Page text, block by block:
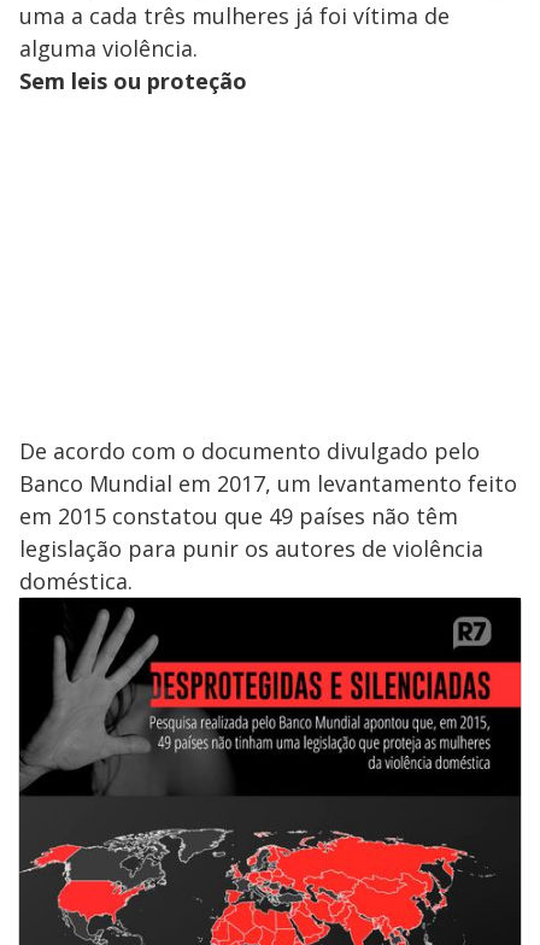
uma a cada três mulheres já foi vítima de
alguma violência.
Sem leis ou proteção
De acordo com o documento divulgado pelo
Banco Mundial em 2017, um levantamento feito
em 2015 constatou que 49 países não têm
legislação para punir os autores de violência
doméstica.